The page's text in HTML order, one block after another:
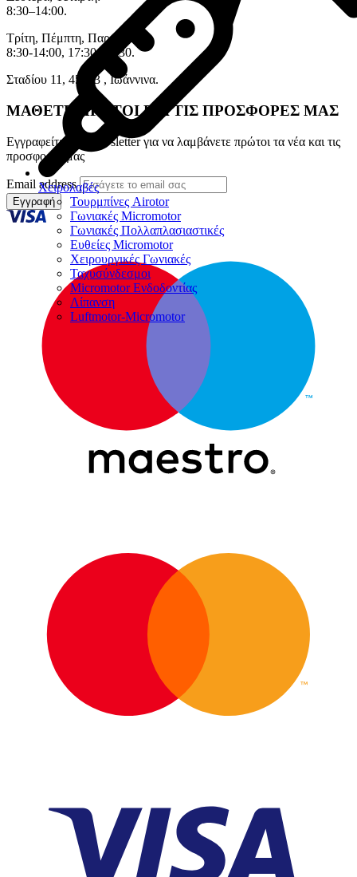
Χειρολαβές
Τουρμπίνες Airotor
Γωνιακές Micromotor
Γωνιακές Πολλαπλασιαστικές
Ευθείες Micromotor
Χειρουργικές Γωνιακές
Ταχυσύνδεσμοι
Micromotor Ενδοδοντίας
Λίπανση
Luftmotor-Micromotor
8:30–14:00.
Τρίτη, Πέμπτη, Παρασκευή:
8:30-14:00, 17:30–20:30.
Σταδίου 11, 45333 , Ιωάννινα.
ΜΑΘΕΤΕ ΠΡΩΤΟΙ ΓΙΑ ΤΙΣ ΠΡΟΣΦΟΡΕΣ ΜΑΣ
Εγγραφείτε στο newsletter για να λαμβάνετε πρώτοι τα νέα και τις
προσφορές μας
Email address
Εγγραφή